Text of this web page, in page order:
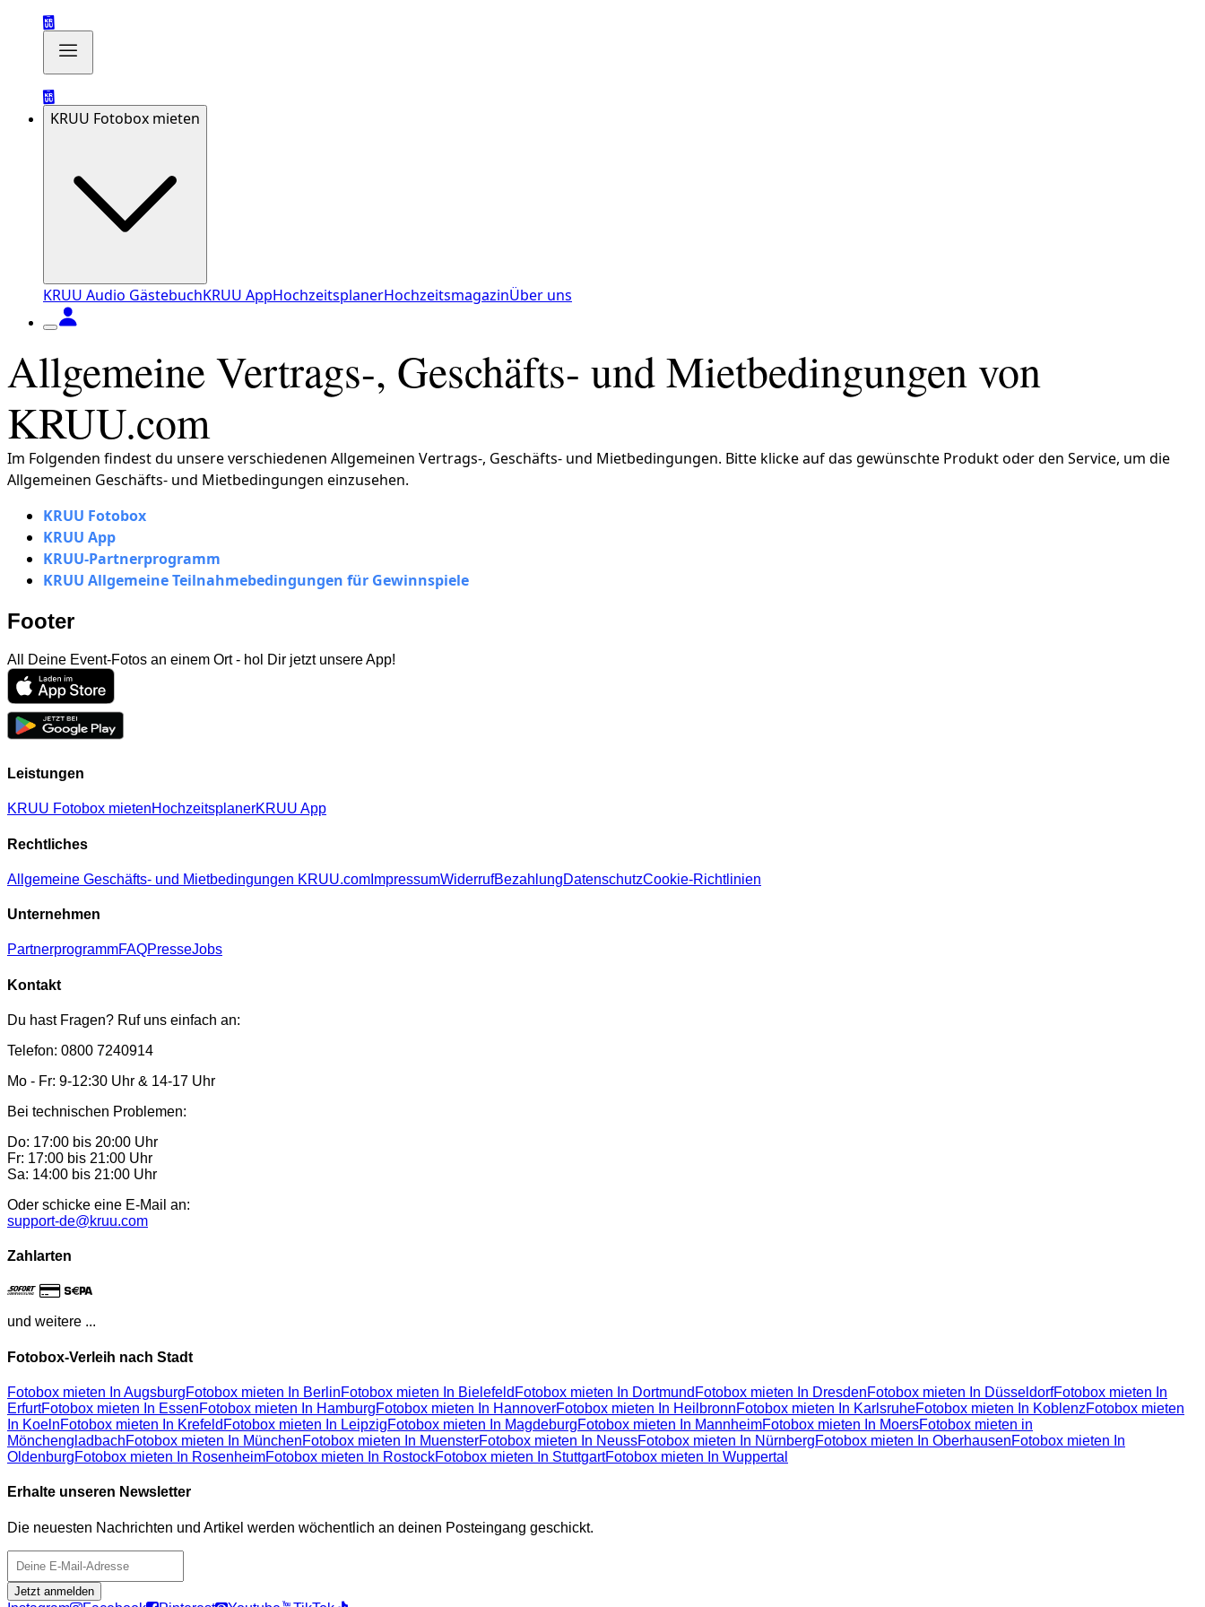
KRUU Fotobox mieten
KRUU Audio GästebuchKRUU AppHochzeitsplanerHochzeitsmagazinÜber uns
Allgemeine Vertrags-, Geschäfts- und Mietbedingungen von
KRUU.com
Im Folgenden findest du unsere verschiedenen Allgemeinen Vertrags-, Geschäfts- und Mietbedingungen. Bitte klicke auf das gewünschte Produkt oder den Service, um die
Allgemeinen Geschäfts- und Mietbedingungen einzusehen.
KRUU Fotobox
KRUU App
KRUU-Partnerprogramm
KRUU Allgemeine Teilnahmebedingungen für Gewinnspiele
Footer
All Deine Event-Fotos an einem Ort - hol Dir jetzt unsere App!
Leistungen
KRUU Fotobox mietenHochzeitsplanerKRUU App
Rechtliches
Allgemeine Geschäfts- und Mietbedingungen KRUU.com ImpressumWiderrufBezahlungDatenschutzCookie-Richtlinien
Unternehmen
PartnerprogrammFAQPresseJobs
Kontakt
Du hast Fragen? Ruf uns einfach an:
Telefon: 0800 7240914
Mo - Fr: 9-12:30 Uhr & 14-17 Uhr
Bei technischen Problemen:
Do: 17:00 bis 20:00 Uhr
Fr: 17:00 bis 21:00 Uhr
Sa: 14:00 bis 21:00 Uhr
Oder schicke eine E-Mail an:
support-de@kruu.com
Zahlarten
und weitere ...
Fotobox-Verleih nach Stadt
Fotobox mieten In AugsburgFotobox mieten In BerlinFotobox mieten In Bielefeld Fotobox mieten In Dortmund Fotobox mieten In DresdenFotobox mieten In DüsseldorfFotobox mieten In
ErfurtFotobox mieten In EssenFotobox mieten In HamburgFotobox mieten In HannoverFotobox mieten In HeilbronnFotobox mieten In KarlsruheFotobox mieten In KoblenzFotobox mieten
In KoelnFotobox mieten In Krefeld Fotobox mieten In LeipzigFotobox mieten In MagdeburgFotobox mieten In MannheimFotobox mieten In MoersFotobox mieten in
MönchengladbachFotobox mieten In MünchenFotobox mieten In MuensterFotobox mieten In NeussFotobox mieten In NürnbergFotobox mieten In OberhausenFotobox mieten In
OldenburgFotobox mieten In RosenheimFotobox mieten In RostockFotobox mieten In StuttgartFotobox mieten In Wuppertal
Erhalte unseren Newsletter
Die neuesten Nachrichten und Artikel werden wöchentlich an deinen Posteingang geschickt.
Jetzt anmelden